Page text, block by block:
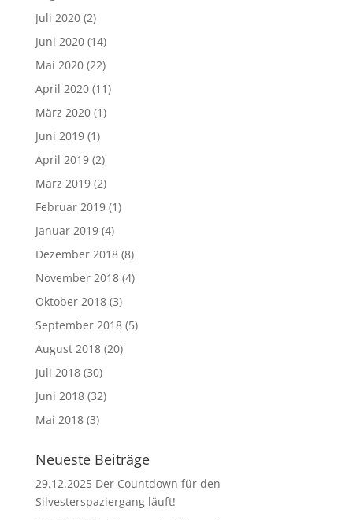
Juli 2020(2)
Juni 2020(14)
Mai 2020(22)
April 2020(11)
März 2020(1)
Juni 2019(1)
April 2019(2)
März 2019(2)
Februar 2019(1)
Januar 2019(4)
Dezember 2018(8)
November 2018(4)
Oktober 2018(3)
September 2018(5)
August 2018(20)
Juli 2018(30)
Juni 2018(32)
Mai 2018(3)
Neueste Beiträge
29.12.2025 Der Countdown für den
Silvesterspaziergang läuft!